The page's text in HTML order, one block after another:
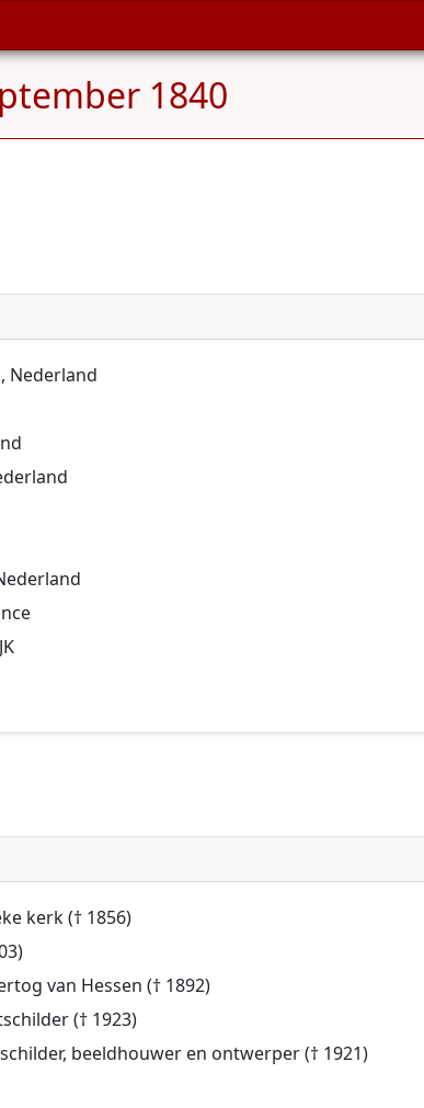
1840
Nederland
kerk († 1856)
van Hessen († 1892)
(† 1923)
beeldhouwer en ontwerper († 1921)